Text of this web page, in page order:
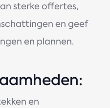
sterke offertes,
en geef
en plannen.
en